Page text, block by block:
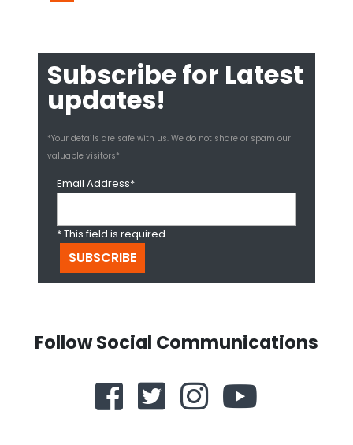
Subscribe for Latest
updates!
*Your details are safe with us. We do not share or spam our
valuable visitors*
Email Address*
* This field is required
Follow Social Communications